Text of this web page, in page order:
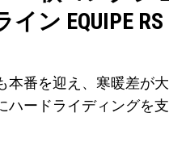
イン EQUIPE
本番を迎え、寒暖差が
ハードライディングを支